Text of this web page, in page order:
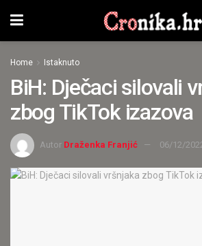
Home Istaknuto
BiH: Dječaci silovali
zbog TikTok izazova
Autor Draženka Franjić 06/12/